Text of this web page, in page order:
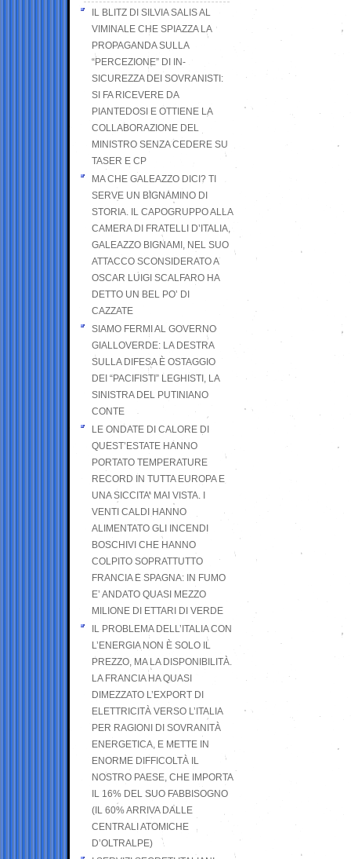
IL BLITZ DI SILVIA SALIS AL
VIMINALE CHE SPIAZZA LA
PROPAGANDA SULLA
“PERCEZIONE” DI IN-
SICUREZZA DEI SOVRANISTI:
SI FA RICEVERE DA
PIANTEDOSI E OTTIENE LA
COLLABORAZIONE DEL
MINISTRO SENZA CEDERE SU
TASER E CP
MA CHE GALEAZZO DICI? TI
SERVE UN BIGNAMINO DI
STORIA. IL CAPOGRUPPO ALLA
CAMERA DI FRATELLI D’ITALIA,
GALEAZZO BIGNAMI, NEL SUO
ATTACCO SCONSIDERATO A
OSCAR LUIGI SCALFARO HA
DETTO UN BEL PO’ DI
CAZZATE
SIAMO FERMI AL GOVERNO
GIALLOVERDE: LA DESTRA
SULLA DIFESA È OSTAGGIO
DEI “PACIFISTI” LEGHISTI, LA
SINISTRA DEL PUTINIANO
CONTE
LE ONDATE DI CALORE DI
QUEST’ESTATE HANNO
PORTATO TEMPERATURE
RECORD IN TUTTA EUROPA E
UNA SICCITA’ MAI VISTA. I
VENTI CALDI HANNO
ALIMENTATO GLI INCENDI
BOSCHIVI CHE HANNO
COLPITO SOPRATTUTTO
FRANCIA E SPAGNA: IN FUMO
E’ ANDATO QUASI MEZZO
MILIONE DI ETTARI DI VERDE
IL PROBLEMA DELL’ITALIA CON
L’ENERGIA NON È SOLO IL
PREZZO, MA LA DISPONIBILITÀ.
LA FRANCIA HA QUASI
DIMEZZATO L’EXPORT DI
ELETTRICITÀ VERSO L’ITALIA
PER RAGIONI DI SOVRANITÀ
ENERGETICA, E METTE IN
ENORME DIFFICOLTÀ IL
NOSTRO PAESE, CHE IMPORTA
IL 16% DEL SUO FABBISOGNO
(IL 60% ARRIVA DALLE
CENTRALI ATOMICHE
D’OLTRALPE)